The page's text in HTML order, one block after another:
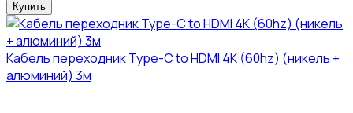
Купить
Кабель переходник Type-C to HDMI 4K (60hz) (никель +
алюминий) 3м